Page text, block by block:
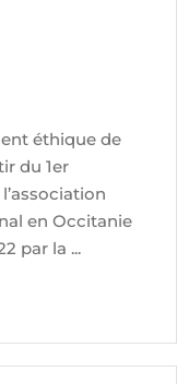
éthique de
du 1er
en Occitanie
par la ...